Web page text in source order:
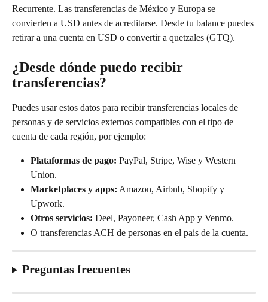
Recurrente. Las transferencias de México y Europa se
convierten a USD antes de acreditarse. Desde tu balance puedes
retirar a una cuenta en USD o convertir a quetzales (GTQ).
¿Desde dónde puedo recibir
transferencias?
Puedes usar estos datos para recibir transferencias locales de
personas y de servicios externos compatibles con el tipo de
cuenta de cada región, por ejemplo:
Plataformas de pago: PayPal, Stripe, Wise y Western
Union.
Marketplaces y apps: Amazon, Airbnb, Shopify y
Upwork.
Otros servicios: Deel, Payoneer, Cash App y Venmo.
O transferencias ACH de personas en el pais de la cuenta.
Preguntas frecuentes